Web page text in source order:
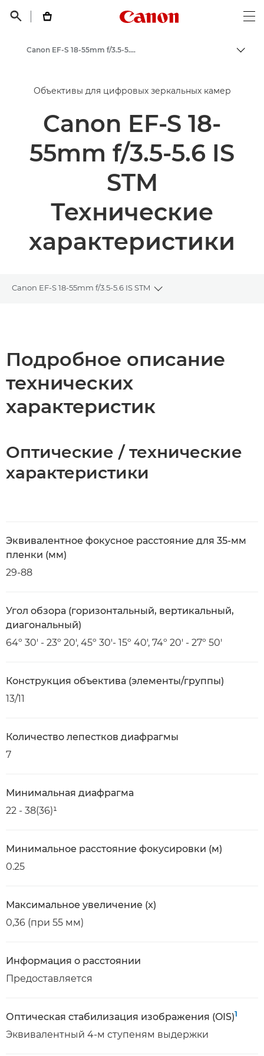
 
Canon Logo, back
Объективы для камер Canon
Canon EF-S 18-55mm f/3.5-5.6 IS STM - Объективы - Камера и фотообъективы
Объективы для цифровых зеркальных камер
Canon EF-S 18-
55mm f/3.5-5.6 IS
STM
Технические
характеристики
Canon EF-S 18-55mm f/3.5-5.6 IS STM
Toggle breadcrumbs
Подробное описание
технических
характеристик
Оптические / технические
характеристики
Эквивалентное фокусное расстояние для 35-мм
пленки (мм)
29-88
Угол обзора (горизонтальный, вертикальный,
диагональный)
64º 30' - 23º 20', 45º 30'- 15º 40', 74º 20' - 27º 50'
Конструкция объектива (элементы/группы)
13/11
Количество лепестков диафрагмы
7
Минимальная диафрагма
22 - 38(36)¹
Минимальное расстояние фокусировки (м)
0.25
Максимальное увеличение (x)
0,36 (при 55 мм)
Информация о расстоянии
Предоставляется
Оптическая стабилизация изображения (OIS)1
Эквивалентный 4-м ступеням выдержки